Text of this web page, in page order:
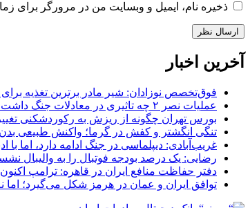
ذخیره نام، ایمیل و وبسایت من در مرورگر برای
آخرین اخبار
فوق‌تخصص نوزادان: شیر مادر برترین تغذیه برای
عملیات نصر ۲ چه تاثیری در معادلات جنگ داشت؟ *سعدالله زارعی
بورس تهران چگونه از ریزش به رکوردشکنی
تنگی انگشتر و کفش در گرما؛ واکنش طبیعی
غریب‌آبادی: دیپلماسی در جنگ ادامه دارد، اما با
رضایی: یک درصد بودجه فوتبال را به والیبال
دفتر حفاظت منافع ایران در قاهره: ترامپ
توافق ایران و عمان در هرمز شکل می‌گیرد؛ اما